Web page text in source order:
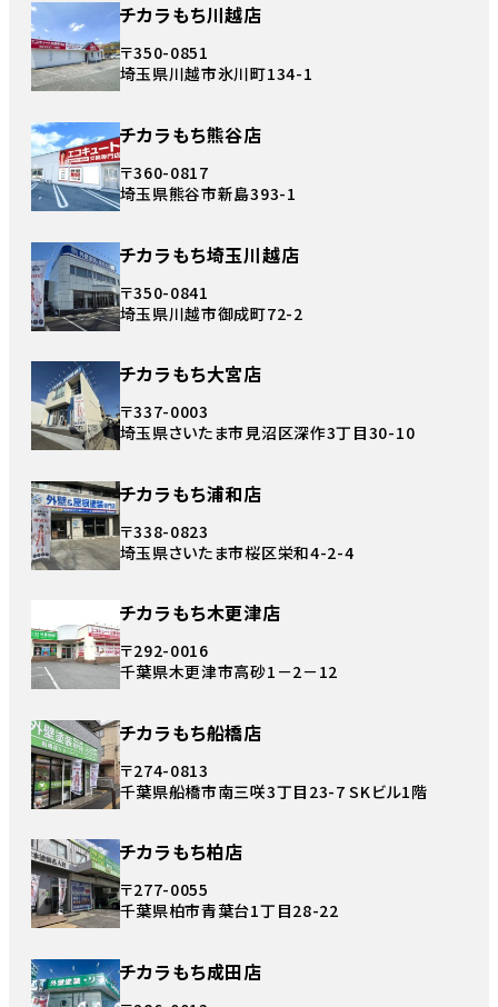
チカラもち川越店
〒350-0851
埼玉県川越市氷川町134-1
チカラもち熊谷店
〒360-0817
埼玉県熊谷市新島393-1
チカラもち埼玉川越店
〒350-0841
埼玉県川越市御成町72-2
チカラもち大宮店
〒337-0003
埼玉県さいたま市見沼区深作3丁目30-10
チカラもち浦和店
〒338-0823
埼玉県さいたま市桜区栄和4-2-4
チカラもち木更津店
〒292-0016
千葉県木更津市高砂1－2－12
チカラもち船橋店
〒274-0813
千葉県船橋市南三咲3丁目23-7 SKビル1階
チカラもち柏店
〒277-0055
千葉県柏市青葉台1丁目28-22
チカラもち成田店